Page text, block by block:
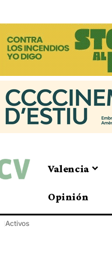
Valencia
Opinión
Activos